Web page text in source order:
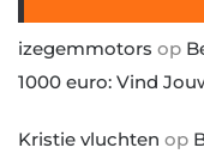
izegemmotors op
1000 euro: Vind
Kristie vluchten op